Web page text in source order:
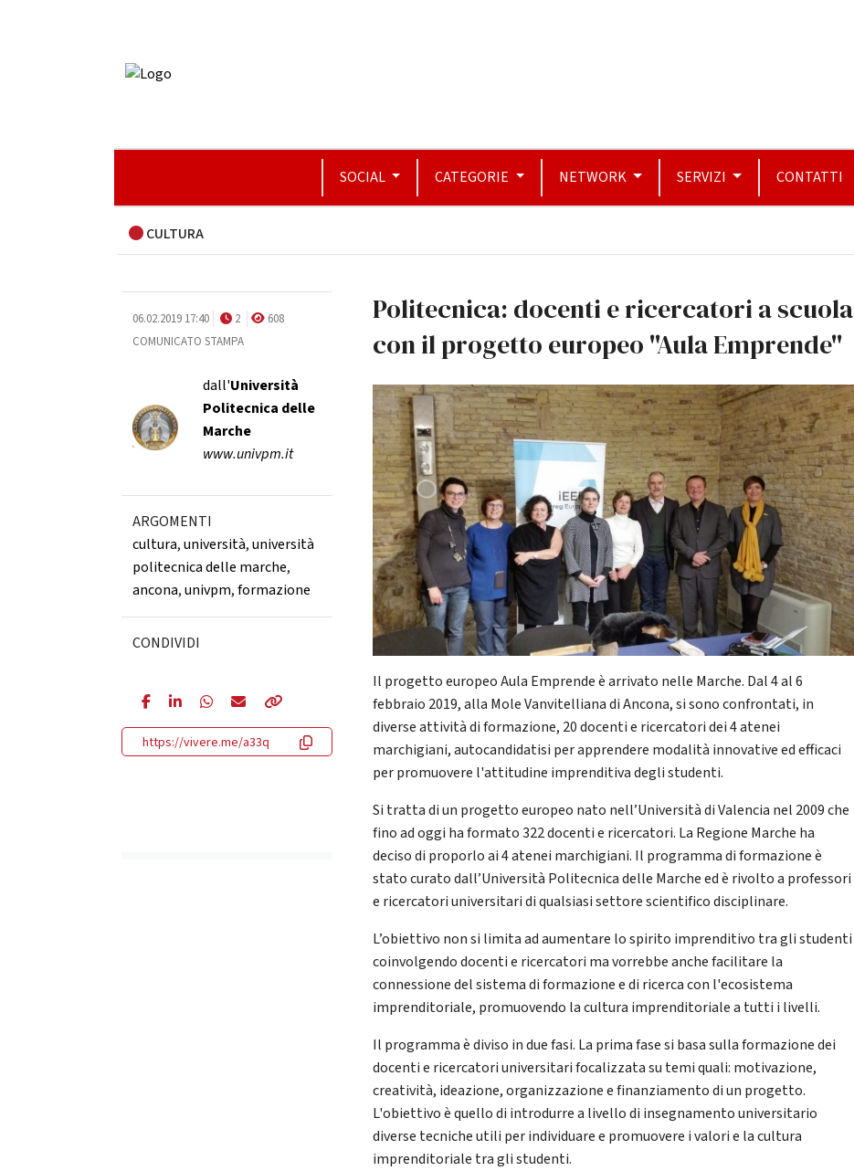
SOCIAL CATEGORIE NETWORK SERVIZI CONTATTI
CULTURA
06.02.2019 17:40 2
608
COMUNICATO STAMPA
dall'Università
Politecnica delle
Marche
www.univpm.it
ARGOMENTI
cultura,università,università
politecnica delle marche,
ancona,univpm,formazione
CONDIVIDI
https://vivere.me/a33q
Politecnica: docenti e ricercatori a scuola
con il progetto europeo ''Aula Emprende''
Il progetto europeo Aula Emprende è arrivato nelle Marche. Dal 4 al 6
febbraio 2019, alla Mole Vanvitelliana di Ancona, si sono confrontati, in
diverse attività di formazione, 20 docenti e ricercatori dei 4 atenei
marchigiani, autocandidatisi per apprendere modalità innovative ed efficaci
per promuovere l'attitudine imprenditiva degli studenti.
Si tratta di un progetto europeo nato nell’Università di Valencia nel 2009 che
fino ad oggi ha formato 322 docenti e ricercatori. La Regione Marche ha
deciso di proporlo ai 4 atenei marchigiani. Il programma di formazione è
stato curato dall’Università Politecnica delle Marche ed è rivolto a professori
e ricercatori universitari di qualsiasi settore scientifico disciplinare.
L’obiettivo non si limita ad aumentare lo spirito imprenditivo tra gli studenti
coinvolgendo docenti e ricercatori ma vorrebbe anche facilitare la
connessione del sistema di formazione e di ricerca con l'ecosistema
imprenditoriale, promuovendo la cultura imprenditoriale a tutti i livelli.
Il programma è diviso in due fasi. La prima fase si basa sulla formazione dei
docenti e ricercatori universitari focalizzata su temi quali: motivazione,
creatività, ideazione, organizzazione e finanziamento di un progetto.
L'obiettivo è quello di introdurre a livello di insegnamento universitario
diverse tecniche utili per individuare e promuovere i valori e la cultura
imprenditoriale tra gli studenti.